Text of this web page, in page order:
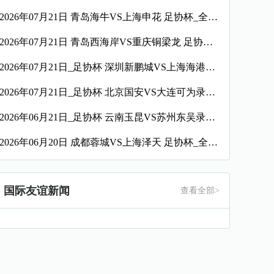
2026年07月21日 青岛海牛VS上海申花 足协杯_全场录像【全场回放】
2026年07月21日 青岛西海岸VS重庆铜梁龙 足协杯_全场录像【全场回放】
2026年07月21日_足协杯 深圳新鹏城VS上海海港录像_高清录像【全场回放】
2026年07月21日_足协杯 北京国安VS大连可为录像_高清录像【全场回放】
2026年06月21日_足协杯 云南玉昆VS苏州东吴录像_全场录像【全场回放】
2026年06月20日 成都蓉城VS上海泽天 足协杯_全场录像【视频集锦】
国际友谊新闻 查看全部>